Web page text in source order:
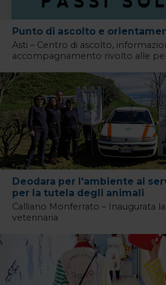
Punto di ascolto e
Asti – Centro di ascolto,
accompagnamento rivolto alle
Deodara per l'ambiente al
per la tutela degli animali
Calliano Monferrato – Inaugurata
veterinaria